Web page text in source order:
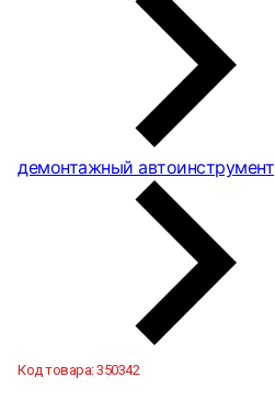
демонтажный автоинструмент
Код товара:350342